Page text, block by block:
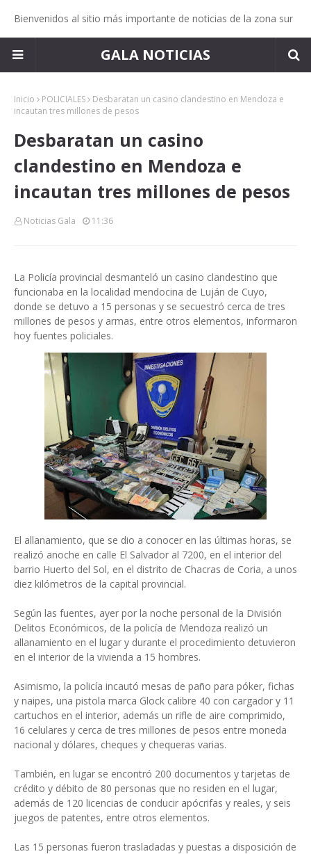
Bienvenidos al sitio más importante de noticias de la zona sur
GALA NOTICIAS
Inicio POLICIALES
Desbaratan un casino clandestino en Mendoza e
incautan tres millones de pesos
Desbaratan un casino
clandestino en Mendoza e
incautan tres millones de pesos
Noticias Gala 11:36
La Policía provincial desmanteló un casino clandestino que
funcionaba en la localidad mendocina de Luján de Cuyo,
donde se detuvo a 15 personas y se secuestró cerca de tres
millones de pesos y armas, entre otros elementos, informaron
hoy fuentes policiales.
El allanamiento, que se dio a conocer en las últimas horas, se
realizó anoche en calle El Salvador al 7200, en el interior del
barrio Huerto del Sol, en el distrito de Chacras de Coria, a unos
diez kilómetros de la capital provincial.
Según las fuentes, ayer por la noche personal de la División
Delitos Económicos, de la policía de Mendoza realizó un
allanamiento en el lugar y durante el procedimiento detuvieron
en el interior de la vivienda a 15 hombres.
Asimismo, la policía incautó mesas de paño para póker, fichas
y naipes, una pistola marca Glock calibre 40 con cargador y 11
cartuchos en el interior, además un rifle de aire comprimido,
16 celulares y cerca de tres millones de pesos entre moneda
nacional y dólares, cheques y chequeras varias.
También, en lugar se encontró 200 documentos y tarjetas de
crédito y débito de 80 personas que no residen en el lugar,
además de 120 licencias de conducir apócrifas y reales, y seis
juegos de patentes, entre otros elementos.
Las 15 personas fueron trasladadas y puestas a disposición de